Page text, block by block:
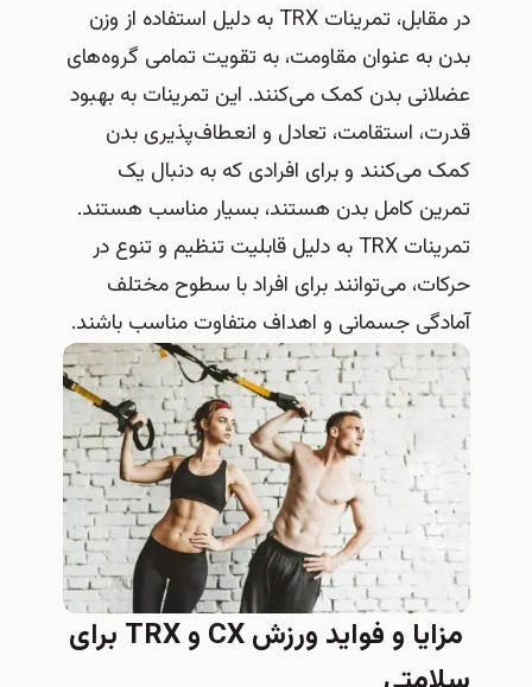
در مقابل، تمرینات TRX به دلیل استفاده از وزن
بدن به عنوان مقاومت، به تقویت تمامی گروه‌های
عضلانی بدن کمک می‌کنند. این تمرینات به بهبود
قدرت، استقامت، تعادل و انعطاف‌پذیری بدن
کمک می‌کنند و برای افرادی که به دنبال یک
تمرین کامل بدن هستند، بسیار مناسب هستند.
تمرینات TRX به دلیل قابلیت تنظیم و تنوع در
حرکات، می‌توانند برای افراد با سطوح مختلف
آمادگی جسمانی و اهداف متفاوت مناسب باشند.
مزایا و فواید ورزش CX و TRX برای